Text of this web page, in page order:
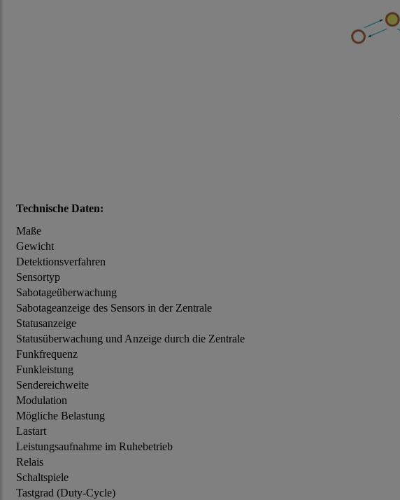
Technische Daten:
Maße
Gewicht
Detektionsverfahren
Sensortyp
Sabotageüberwachung
Sabotageanzeige des Sensors in der Zentrale
Statusanzeige
Statusüberwachung und Anzeige durch die Zentrale
Funkfrequenz
Funkleistung
Sendereichweite
Modulation
Mögliche Belastung
Lastart
Leistungsaufnahme im Ruhebetrieb
Relais
Schaltspiele
Tastgrad (Duty-Cycle)